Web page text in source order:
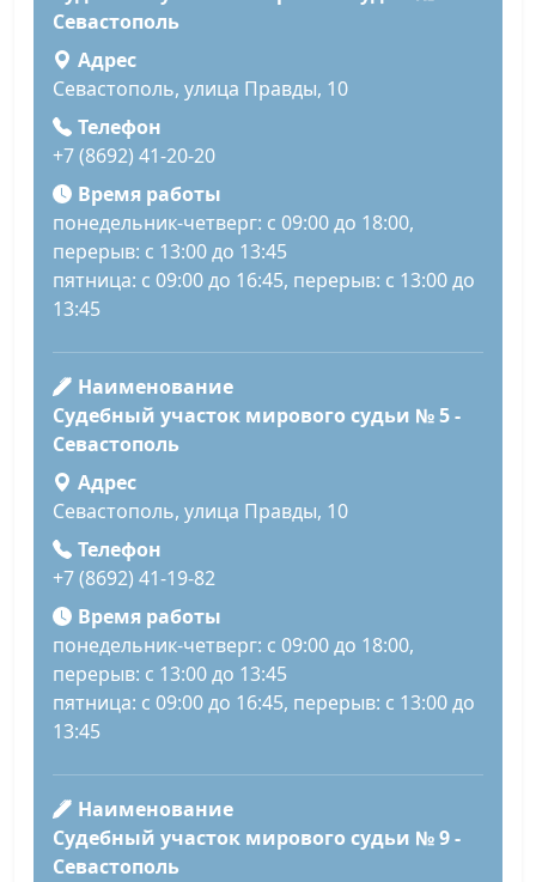
Севастополь
Адрес
Севастополь, улица Правды, 10
Телефон
+7 (8692) 41-20-20
Время работы
понедельник-четверг: с 09:00 до 18:00,
перерыв: с 13:00 до 13:45
пятница: с 09:00 до 16:45, перерыв: с 13:00 до
13:45
Наименование
Судебный участок мирового судьи № 5 -
Севастополь
Адрес
Севастополь, улица Правды, 10
Телефон
+7 (8692) 41-19-82
Время работы
понедельник-четверг: с 09:00 до 18:00,
перерыв: с 13:00 до 13:45
пятница: с 09:00 до 16:45, перерыв: с 13:00 до
13:45
Наименование
Судебный участок мирового судьи № 9 -
Севастополь